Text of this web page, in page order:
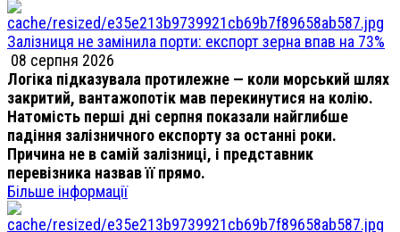
Залізниця не замінила порти: експорт зерна впав на 73%
08 серпня 2026
Логіка підказувала протилежне — коли морський шлях
закритий, вантажопотік мав перекинутися на колію.
Натомість перші дні серпня показали найглибше
падіння залізничного експорту за останні роки.
Причина не в самій залізниці, і представник
перевізника назвав її прямо.
Більше інформації